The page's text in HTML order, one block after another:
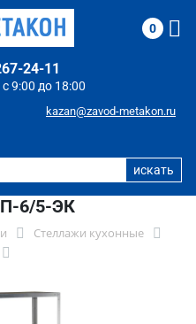
9:00 до 18:00
24-11
kazan@zavod-metakon.ru
0
6/5-ЭК
Стеллажи кухонные